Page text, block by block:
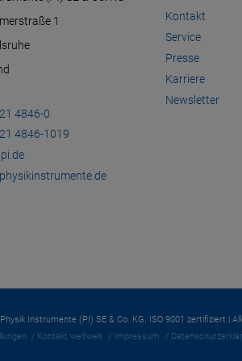
1
4846-0
4846-1019
Kontakt
Service
Presse
Karriere
Newsletter
Instrumente (PI) SE & Co. KG. ISO 9001 zertifiziert |
Kontakt weltweit Impressum